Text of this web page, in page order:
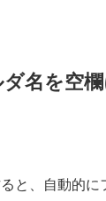
名を空
と、自動的に